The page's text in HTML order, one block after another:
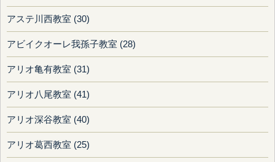
アステ川西教室 (30)
アビイクオーレ我孫子教室 (28)
アリオ亀有教室 (31)
アリオ八尾教室 (41)
アリオ深谷教室 (40)
アリオ葛西教室 (25)